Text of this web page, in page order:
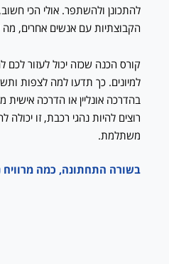
להתכונן ולהשתפר. אולי הכי
הקבוצתיות עם אנשים אחרים,
קורס הכנה שכזה יכול לעזור לכם
למיונים. כך תדעו למה לצפות
בהדרכה אונליין או הדרכה
רוצים להיות נהגי רכבת, זו
משתלמת.
בשורה התחתונה, כמה מרוויח